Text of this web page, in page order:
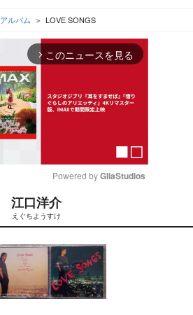
アルバム LOVE SONGS
arrow_forward_ios このニュースを見る
t
e
Powered by GliaStudios
江口洋介
えぐちようすけ